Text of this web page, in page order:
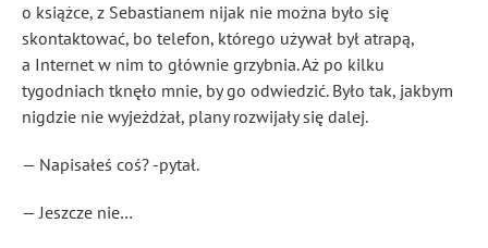
o książce, z Sebastianem nijak nie można było się
skontaktować, bo telefon, którego używał był atrapą,
a Internet w nim to głównie grzybnia. Aż po kilku
tygodniach tknęło mnie, by go odwiedzić. Było tak, jakbym
nigdzie nie wyjeżdżał, plany rozwijały się dalej.
— Napisałeś coś? -pytał.
— Jeszcze nie…